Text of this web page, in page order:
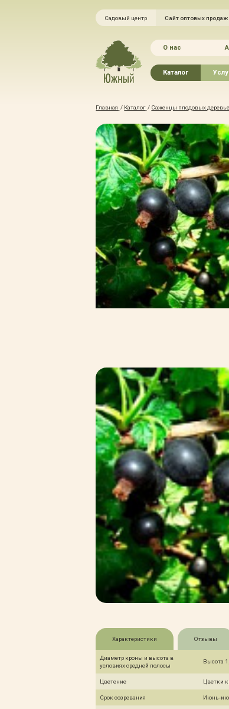
Садовый центр Сайт оптовых продаж
О нас
Каталог
Хвойные растения
Плодово-ягодные
Лиственные растения
Цветы
Водные растения
Растения
озеленения
Формованные
Экостория
Товары для сада
Грунты, удобрения,
Зимние товары
Крупномеры
Консультации
Оплата
Полезные советы
Возврат и замена
Уход
Прайс-
Оплата
Главная / Каталог / Саженцы плодовых
Характеристики Отзывы
Диаметр кроны и высота в
условиях средней полосы
Высота
Цветение Цветки
Срок созревания Июнь-